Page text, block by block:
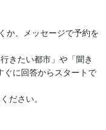
ぐに回答からスタートで